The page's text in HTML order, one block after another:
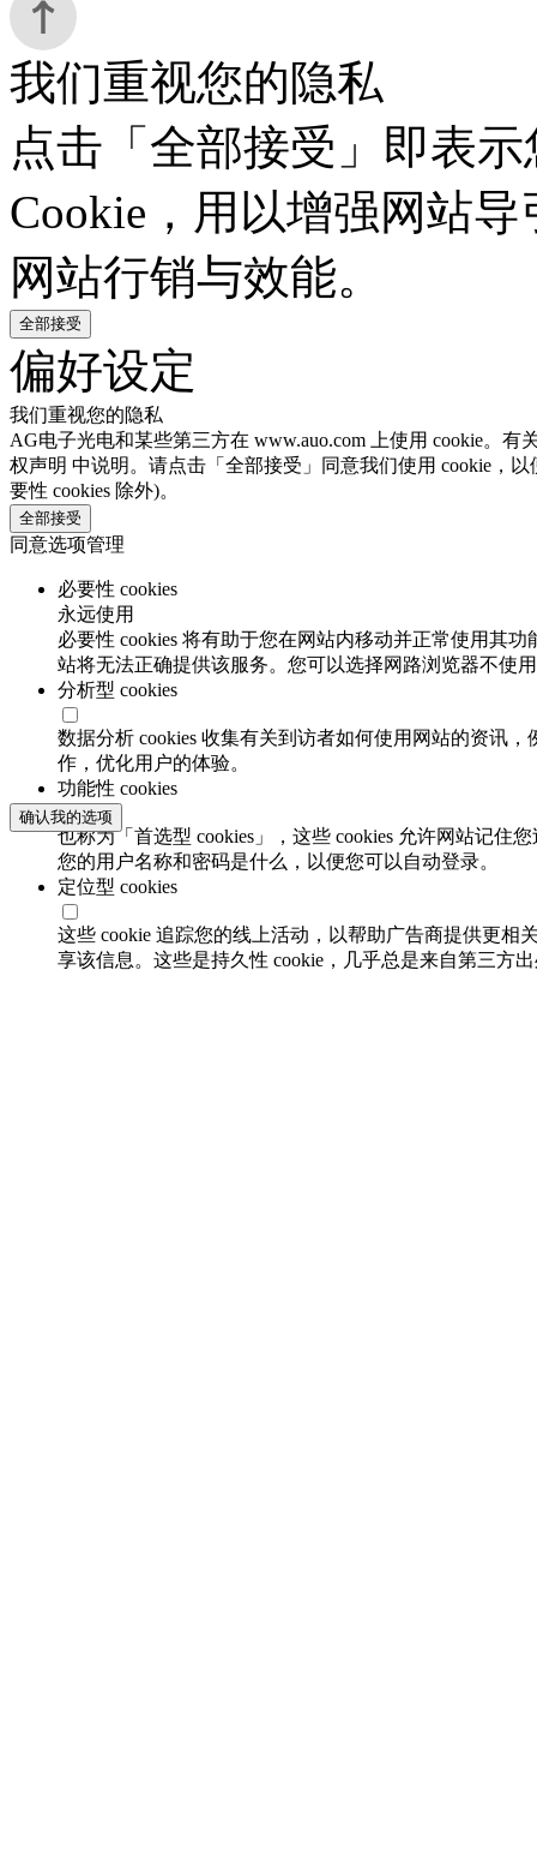
我们重视您的隐私
点击「全部接受」即表
Cookie，用以增强网站
网站行销与效能。
全部接受
偏好设定
我们重视您的隐私
AG电子光电和某些第三方在 www.auo.com 上使用 cookie。
权声明 中说明。请点击「全部接受」同意我们使用 cookie，
要性 cookies 除外)。
全部接受
同意选项管理
必要性 cookies
永远使用
必要性 cookies 将有助于您在网站内移动并正常使用其
站将无法正确提供该服务。您可以选择网路浏览器不使
分析型 cookies
数据分析 cookies 收集有关到访者如何使用网站的资讯
作，优化用户的体验。
功能性 cookies
也称为「首选型 cookies」，这些 cookies 允许网站记
您的用户名称和密码是什么，以便您可以自动登录。
定位型 cookies
这些 cookie 追踪您的线上活动，以帮助广告商提供更相
享该信息。这些是持久性 cookie，几乎总是来自第三方
确认我的选项